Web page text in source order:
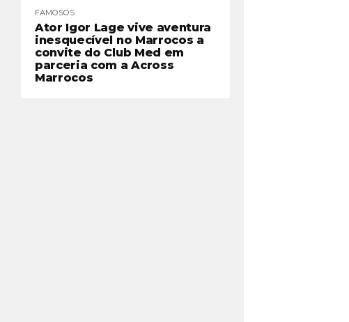
FAMOSOS
Ator Igor Lage vive aventura
inesquecível no Marrocos a
convite do Club Med em
parceria com a Across
Marrocos